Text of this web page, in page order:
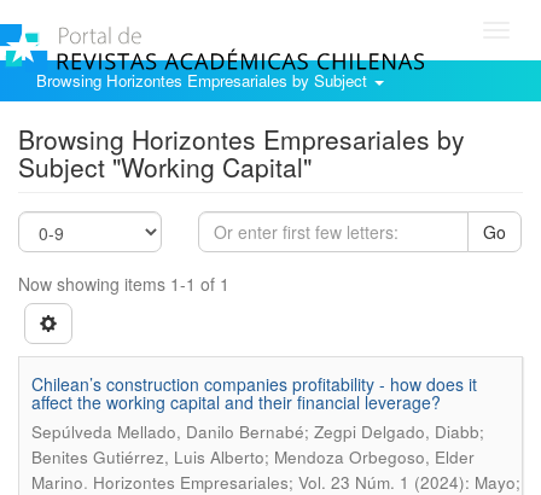
Browsing Horizontes Empresariales by Subject
Browsing Horizontes Empresariales by
Subject "Working Capital"
Go
Now showing items 1-1 of 1
Chilean’s construction companies profitability - how does it
affect the working capital and their financial leverage?
Sepúlveda Mellado, Danilo Bernabé; Zegpi Delgado, Diabb;
Benites Gutiérrez, Luis Alberto; Mendoza Orbegoso, Elder
Marino. Horizontes Empresariales; Vol. 23 Núm. 1 (2024): Mayo;